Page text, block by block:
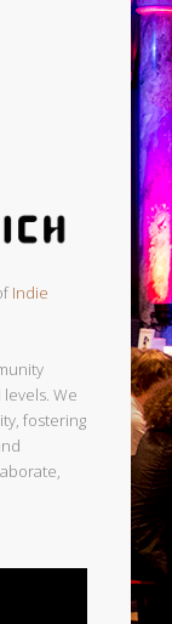
Indie
We
fostering